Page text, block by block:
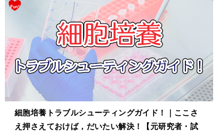
細胞培養トラブルシューティングガイド！｜ここさ
え押さえておけば，だいたい解決！【元研究者・試